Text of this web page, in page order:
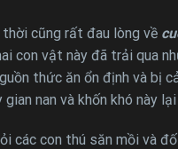
cũng rất đau lòng về
vật này đã trải qua
thức ăn ổn định và bị
nan và khốn khó này
con thú săn mồi và